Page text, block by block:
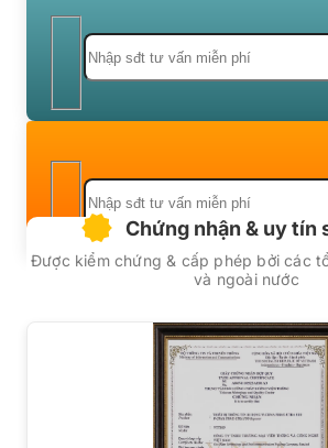
Chứng nhận & uy tín
Được kiểm chứng & cấp phép bởi các
và ngoài nước